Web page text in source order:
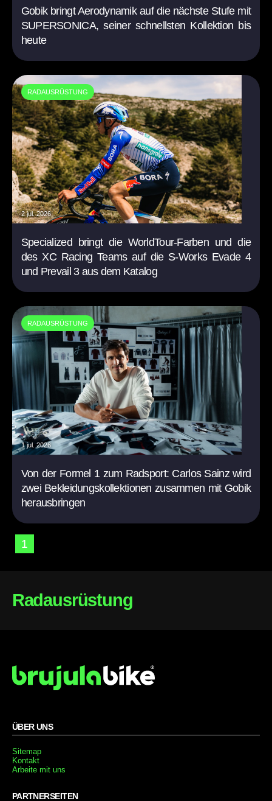
Gobik bringt Aerodynamik auf die nächste Stufe mit
SUPERSONICA, seiner schnellsten Kollektion bis
heute
RADAUSRÜSTUNG
2 jul. 2026
Specialized bringt die WorldTour-Farben und die
des XC Racing Teams auf die S-Works Evade 4
und Prevail 3 aus dem Katalog
RADAUSRÜSTUNG
1 jul. 2026
Von der Formel 1 zum Radsport: Carlos Sainz wird
zwei Bekleidungskollektionen zusammen mit Gobik
herausbringen
1
Radausrüstung
ÜBER UNS
Sitemap
Kontakt
Arbeite mit uns
PARTNERSEITEN